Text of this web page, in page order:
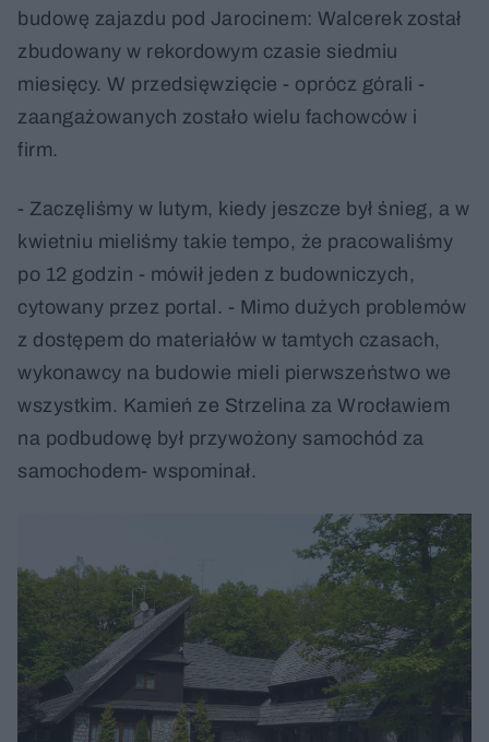
budowę zajazdu pod Jarocinem: Walcerek został
zbudowany w rekordowym czasie siedmiu
miesięcy. W przedsięwzięcie - oprócz górali -
zaangażowanych zostało wielu fachowców i
firm.
- Zaczęliśmy w lutym, kiedy jeszcze był śnieg, a w
kwietniu mieliśmy takie tempo, że pracowaliśmy
po 12 godzin - mówił jeden z budowniczych,
cytowany przez portal. - Mimo dużych problemów
z dostępem do materiałów w tamtych czasach,
wykonawcy na budowie mieli pierwszeństwo we
wszystkim. Kamień ze Strzelina za Wrocławiem
na podbudowę był przywożony samochód za
samochodem- wspominał.